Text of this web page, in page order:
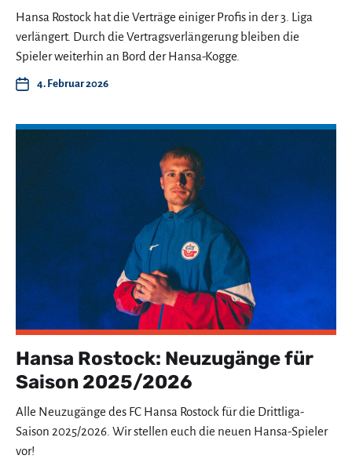
Hansa Rostock hat die Verträge einiger Profis in der 3. Liga
verlängert. Durch die Vertragsverlängerung bleiben die
Spieler weiterhin an Bord der Hansa-Kogge.
4. Februar 2026
Hansa Rostock: Neuzugänge für
Saison 2025/2026
Alle Neuzugänge des FC Hansa Rostock für die Drittliga-
Saison 2025/2026. Wir stellen euch die neuen Hansa-Spieler
vor!